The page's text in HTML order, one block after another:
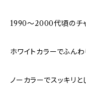
1990～2000代頃のチャ
ホワイトカラーでふんわ
ノーカラーでスッキリ